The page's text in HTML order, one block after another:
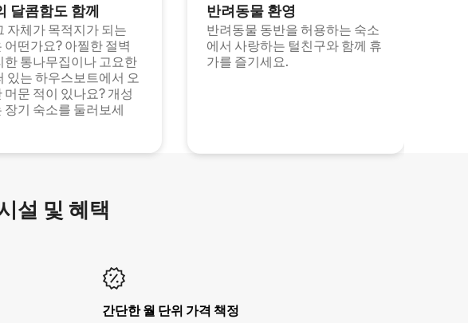
달콤함도 함께
자체가 목적지가 되는
어떤가요? 아찔한 절벽
한 통나무집이나 고요한
있는 하우스보트에서 오
머문 적이 있나요? 개성
장기 숙소를 둘러보세
반려동물 환영
반려동물 동반을 허용하는 숙소
에서 사랑하는 털친구와 함께 휴
가를 즐기세요.
설 및 혜택
간단한 월 단위 가격 책정